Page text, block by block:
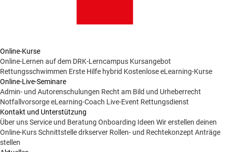
Online-Kurse
Online-Lernen auf dem DRK-Lerncampus Kursangebot
Rettungsschwimmen Erste Hilfe hybrid Kostenlose eLearning-Kurse
Online-Live-Seminare
Admin- und Autorenschulungen Recht am Bild und Urheberrecht
NotfallvorsorgeeLearning-Coach Live-Event Rettungsdienst
Kontakt und Unterstützung
Über unsService und Beratung Onboarding Ideen Wir erstellen deinen
Online-KursSchnittstelle drkserver Rollen- und Rechtekonzept Anträge
stellen